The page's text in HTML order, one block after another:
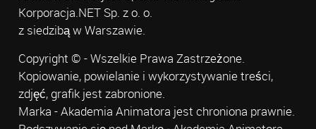
Korporacja.NET Sp. z o. o.
z siedzibą w Warszawie.
Copyright © - Wszelkie Prawa Zastrzeżone.
Kopiowanie, powielanie i wykorzystywanie treści,
zdjęć, grafik jest zabronione.
Marka - Akademia Animatora jest chroniona prawnie.